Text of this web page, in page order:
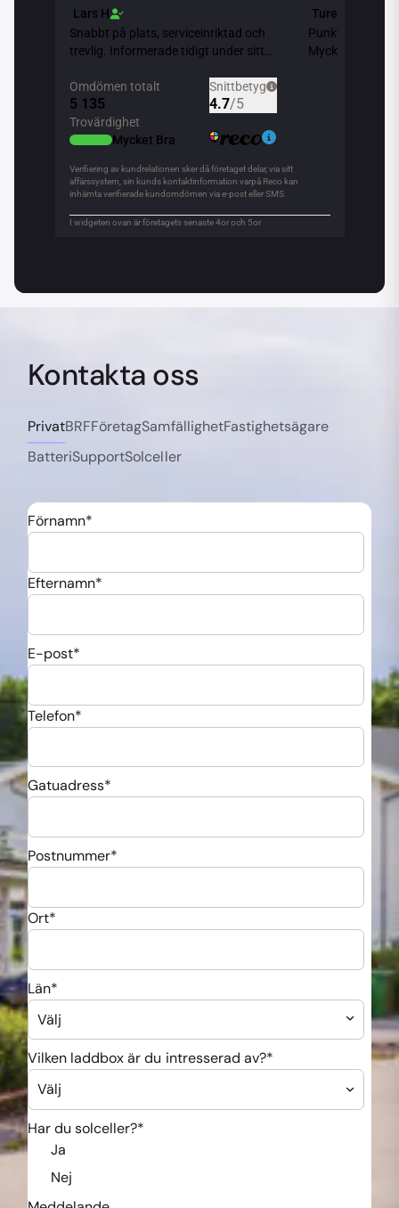
Kontakta oss
PrivatBRFFöretagSamfällighetFastighetsägare
BatteriSupportSolceller
Förnamn*
Efternamn*
E-post*
Telefon*
Gatuadress*
Postnummer*
Ort*
Län*
Vilken laddbox är du intresserad av?*
Har du solceller?*
Ja
Nej